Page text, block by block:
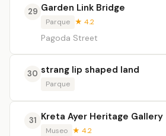
29 Garden Link Bridge
Parque ★ 4.2
Pagoda Street
30 strang lip shaped land
Parque
31 Kreta Ayer Heritage Gallery
Museo ★ 4.2